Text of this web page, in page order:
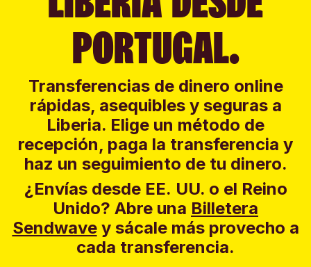
PORTUGAL.
Transferencias de dinero online
rápidas, asequibles y seguras a
Liberia. Elige un método de
recepción, paga la transferencia y
haz un seguimiento de tu dinero.
¿Envías desde EE. UU. o el Reino
Unido? Abre una Billetera
Sendwavey sácale más provecho a
cada transferencia.